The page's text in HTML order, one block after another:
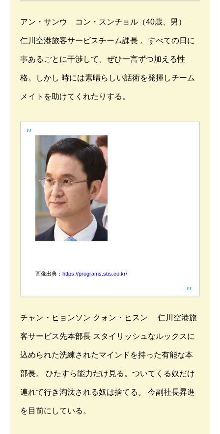
アン・サンウ コン・スンチョル（40歳、男）
仁川空港旅客サービスチーム課長 。すべての日に
事あるごとに干渉して、ぜひ一言ずつ加える性
格。しかし 時には素晴らしい話術を発揮しチーム
メイトを助けてくれたりする。
画像出典： https://programs.sbs.co.kr/
チャン・ヒョンソン クォン・ヒスン 仁川空港旅
客サービス先本部長 スタイリッシュなルックスに
込められた洗練されたマインドを持った有能な本
部長。 ひたすら能力だけ見る。ついてくる奴だけ
連れて行き淘汰される奴は捨てる。 今副社長昇進
を目前にしている。